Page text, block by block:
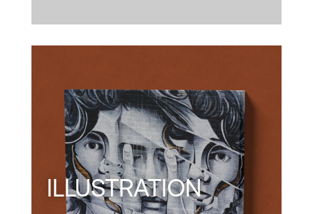
ILLUSTRATION